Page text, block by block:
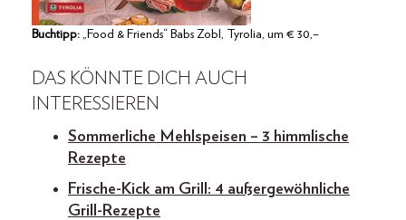
Buchtipp: „Food & Friends“ Babs Zobl, Tyrolia, um € 30,–
DAS KÖNNTE DICH AUCH
INTERESSIEREN
Sommerliche Mehlspeisen – 3 himmlische
Rezepte
Frische-Kick am Grill: 4 außergewöhnliche
Grill-Rezepte